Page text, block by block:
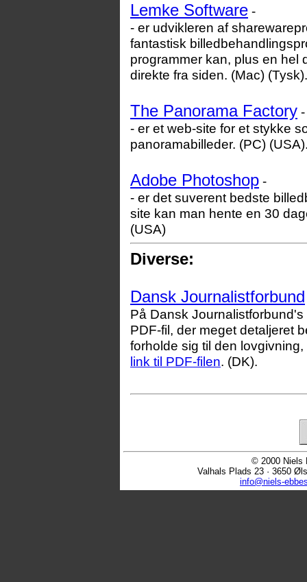
Lemke Software -
- er udvikleren af
fantastisk
programmer kan, plus en hel
direkte fra siden. (Mac) (Tysk).
The Panorama Factory -
- er et web-site for et stykke
panoramabilleder. (PC)
Adobe Photoshop -
- er det suverent bedste
site kan man hente en 30
(USA)
Diverse:
Dansk Journalistforbund
På Dansk
PDF-fil, der meget detaljeret
forholde sig til den
link til PDF-filen. (DK).
© 2000 Niels
Valhals Plads 23 · 3650
info@niels-